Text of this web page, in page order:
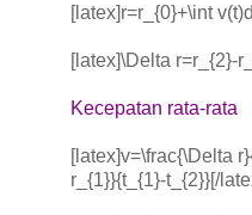
[latex]r=r_{0}+\int
[latex]\Delta r=r_{2}-
Kecepatan rata-rata
[latex]v=\frac{\Delta
r_{1}}{t_{1}-t_{2}}[/